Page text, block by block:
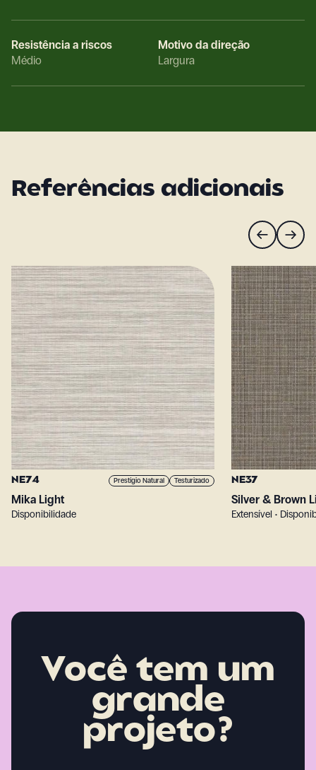
Resistência a riscos
Médio
Motivo da direção
Largura
Referências adicionais
NE74 Prestígio Natural Testurizado
Mika Light
Disponibilidade
NE37
Silver & Brown
Extensível •
Você tem um
grande
projeto?